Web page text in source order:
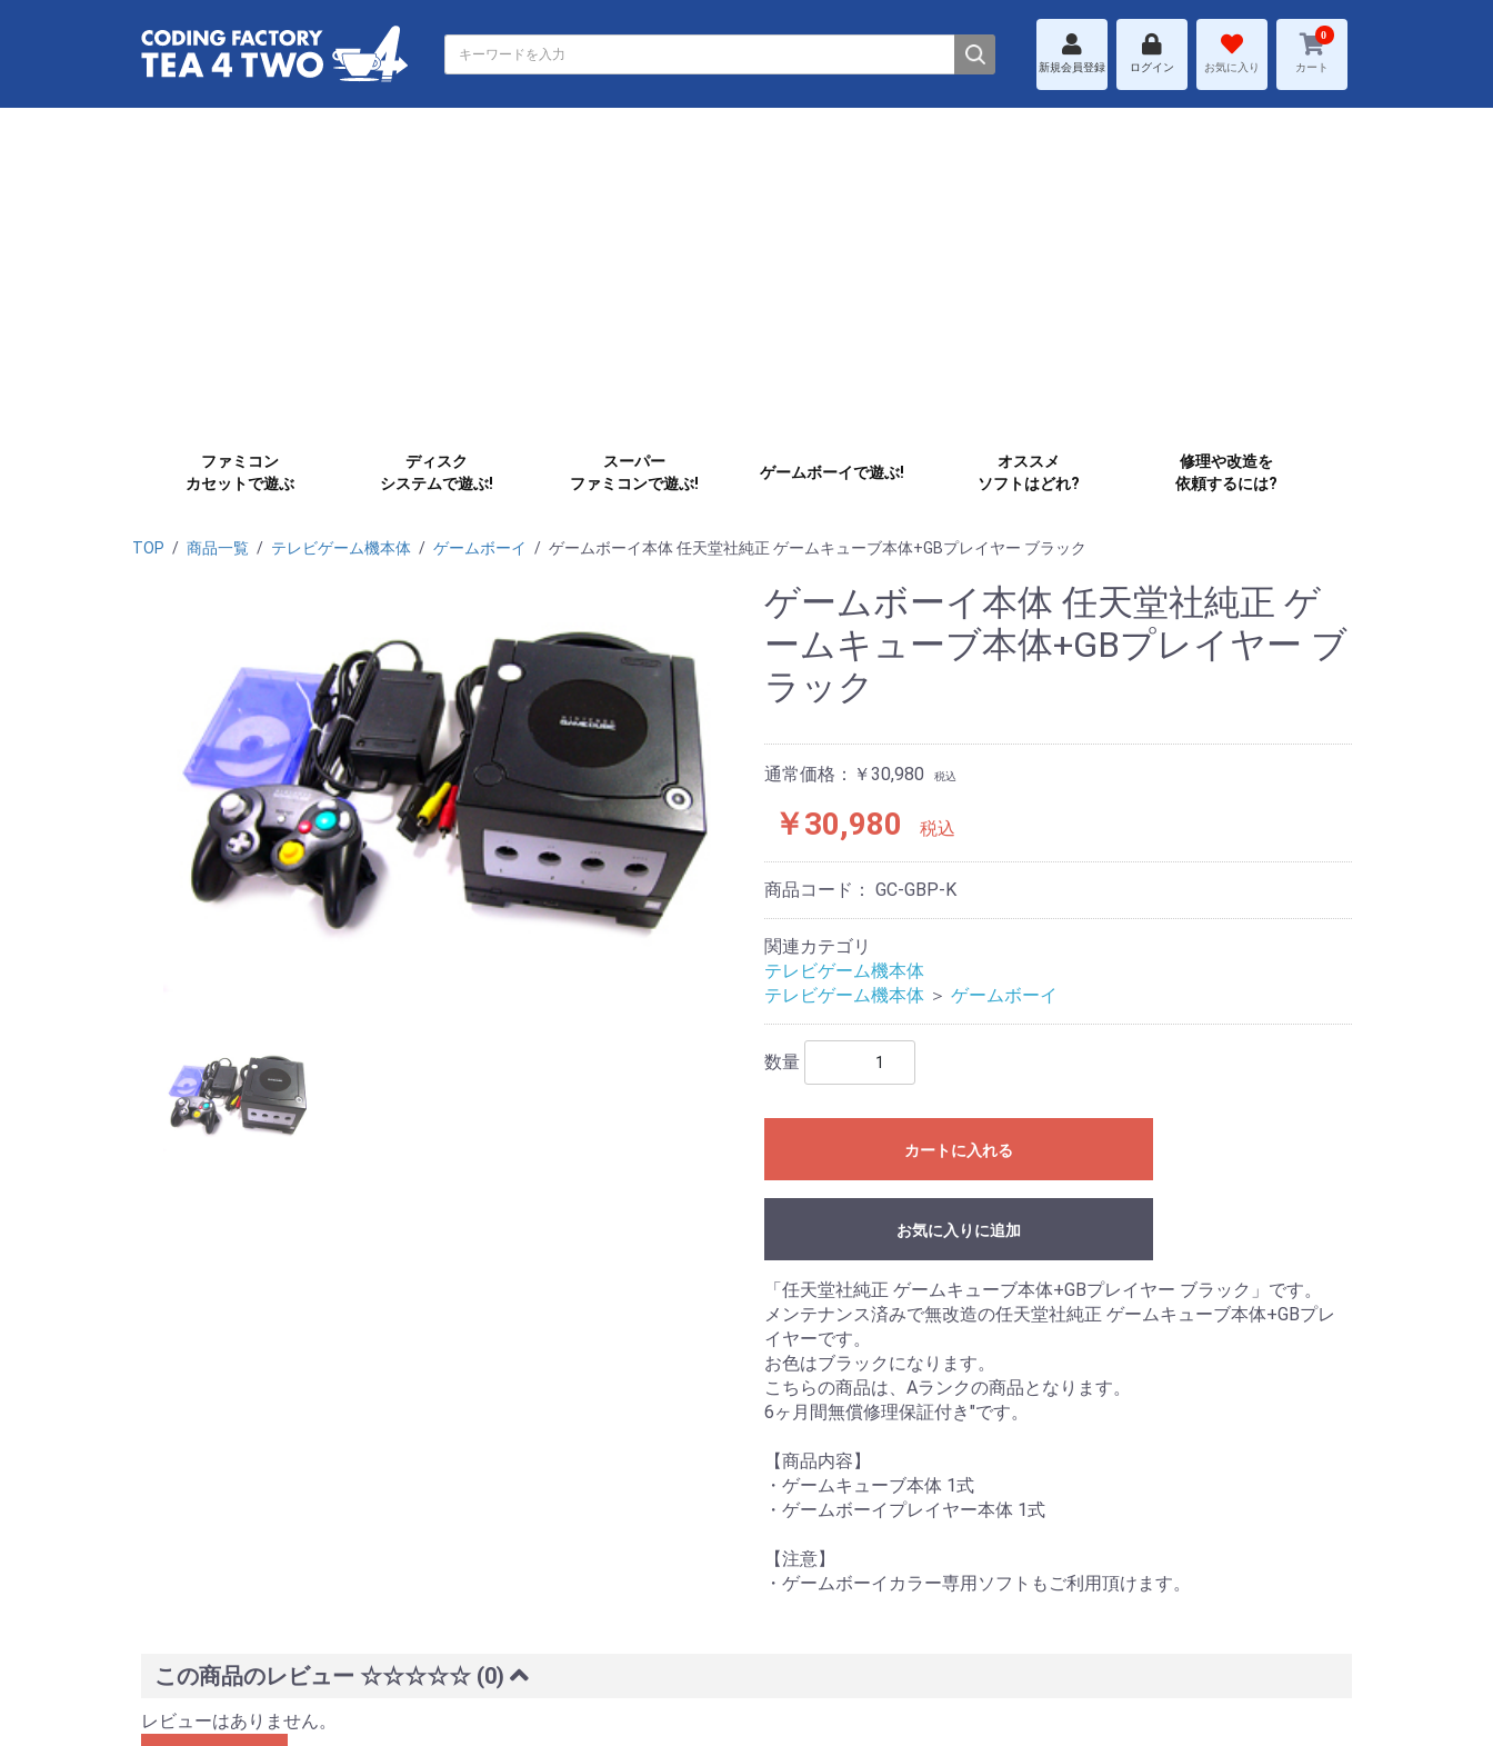
新規会員登録 ログイン お気に入り
0
カート
ファミコン
カセットで遊ぶ
ディスク
システムで遊ぶ!
スーパー
ファミコンで遊ぶ!
ゲームボーイで遊ぶ!
オススメ
ソフトはどれ?
修理や改造を
依頼するには?
TOP / 商品一覧 / テレビゲーム機本体 / ゲームボーイ / ゲームボーイ本体 任天堂社純正 ゲームキューブ本体+GBプレイヤー ブラック
ゲームボーイ本体 任天堂社純正 ゲ
ームキューブ本体+GBプレイヤー ブ
ラック
通常価格：￥30,980 税込
￥30,980 税込
商品コード： GC-GBP-K
関連カテゴリ
テレビゲーム機本体
テレビゲーム機本体 ＞ ゲームボーイ
数量
カートに入れる
お気に入りに追加
「任天堂社純正 ゲームキューブ本体+GBプレイヤー ブラック」です。
メンテナンス済みで無改造の任天堂社純正 ゲームキューブ本体+GBプレ
イヤーです。
お色はブラックになります。
こちらの商品は、Aランクの商品となります。
6ヶ月間無償修理保証付き"です。
【商品内容】
・ゲームキューブ本体 1式
・ゲームボーイプレイヤー本体 1式
【注意】
・ゲームボーイカラー専用ソフトもご利用頂けます。
この商品のレビュー ☆☆☆☆☆ (0)
レビューはありません。